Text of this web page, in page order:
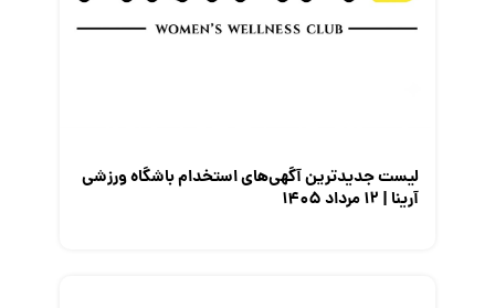
لیست جدیدترین آگهی‌های استخدام باشگاه ورزشی
آرینا | ۱۲ مرداد ۱۴۰۵